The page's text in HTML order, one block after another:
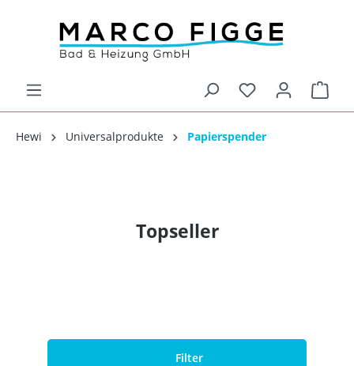
Hewi Universalprodukte Papierspender
Topseller
Filter